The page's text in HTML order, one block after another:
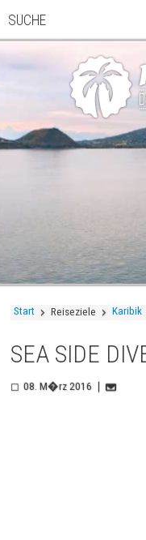
SUCHE
Start Reiseziele Karibik
SEA SIDE
08. M�rz 2016